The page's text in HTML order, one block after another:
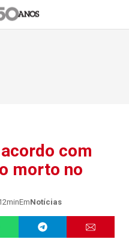
com
morto no
EmNotícias